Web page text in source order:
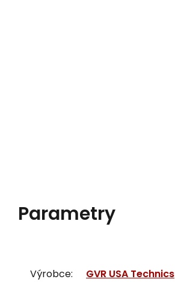
Parametry
Výrobce: GVR USA Technics